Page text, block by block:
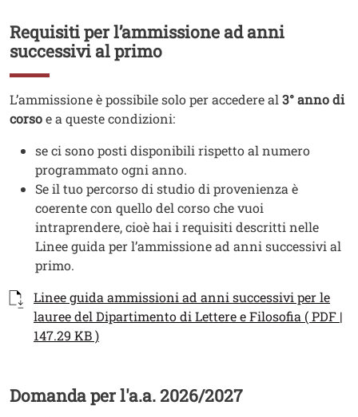
Titolo
Requisiti per l’ammissione ad anni
successivi al primo
Testo
L’ammissione è possibile solo per accedere al3° anno di
corsoe a queste condizioni:
se ci sono posti disponibili rispetto al numero
programmato ogni anno.
Se il tuo percorso di studio di provenienza è
coerente con quello del corso che vuoi
intraprendere, cioè hai i requisiti descritti nelle
Linee guida per l’ammissione ad anni successivi al
primo.
Documenti
Documento
Linee guida ammissioni ad anni successivi per le
lauree del Dipartimento di Lettere e Filosofia ( PDF |
147.29 KB )
Titolo
Domanda per l'a.a. 2026/2027